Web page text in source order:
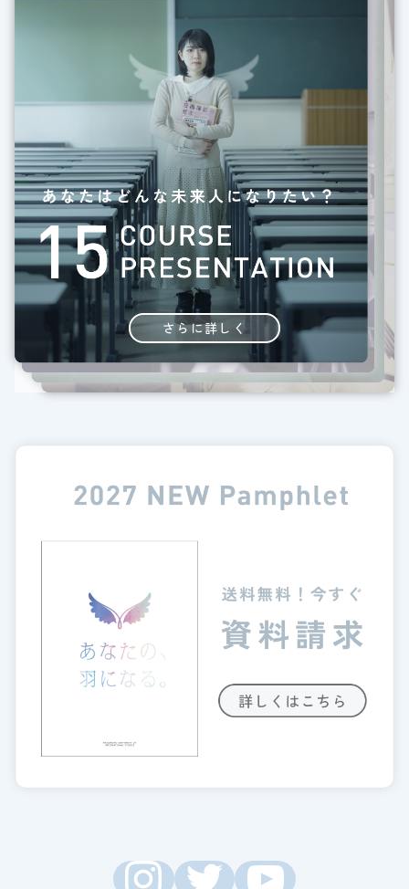
さらに詳しく